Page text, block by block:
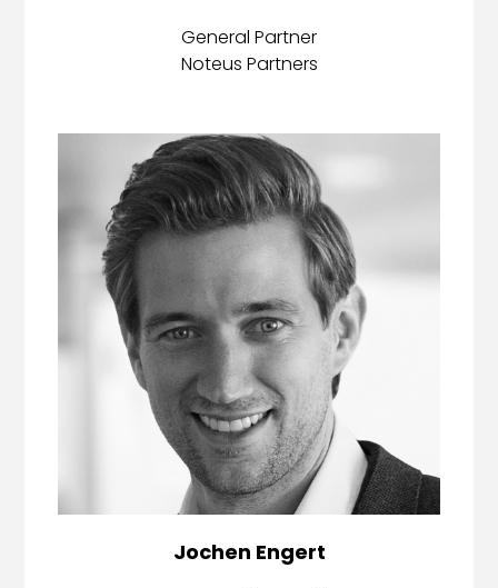
General Partner
Noteus Partners
Jochen Engert